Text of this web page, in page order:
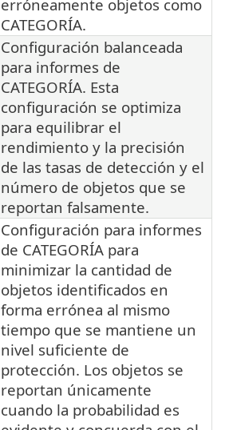
erróneamente objetos como
CATEGORÍA.
Configuración balanceada
para informes de
CATEGORÍA. Esta
configuración se optimiza
para equilibrar el
rendimiento y la precisión
de las tasas de detección y el
número de objetos que se
reportan falsamente.
Configuración para informes
de CATEGORÍA para
minimizar la cantidad de
objetos identificados en
forma errónea al mismo
tiempo que se mantiene un
nivel suficiente de
protección. Los objetos se
reportan únicamente
cuando la probabilidad es